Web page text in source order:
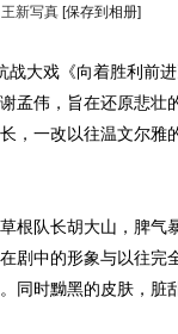
王新写真 [保存到相册]
戏《向着胜利前进
孟伟，旨在还原悲壮
，一改以往温文尔雅
队长胡大山，脾气
剧中的形象与以往完
同时黝黑的皮肤，脏